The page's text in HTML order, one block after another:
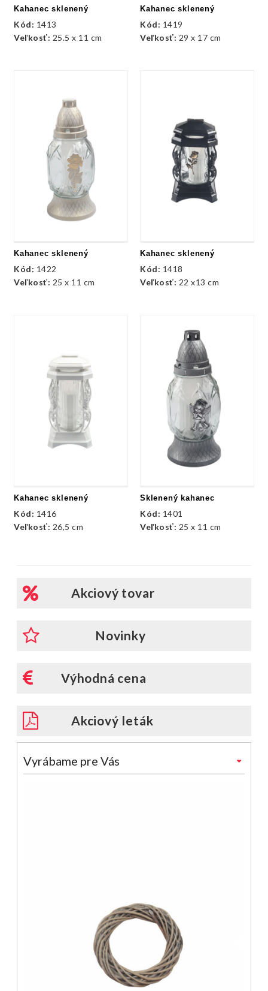
Kahanec sklenený
Kód: 1413
Veľkosť: 25.5 x 11 cm
Kahanec sklenený
Kód: 1419
Veľkosť: 29 x 17 cm
Kahanec sklenený
Kód: 1422
Veľkosť: 25 x 11 cm
Kahanec sklenený
Kód: 1418
Veľkosť: 22 x13 cm
Kahanec sklenený
Kód: 1416
Veľkosť: 26,5 cm
Sklenený kahanec
Kód: 1401
Veľkosť: 25 x 11 cm
Akciový tovar
Novinky
Výhodná cena
Akciový leták
Vyrábame pre Vás